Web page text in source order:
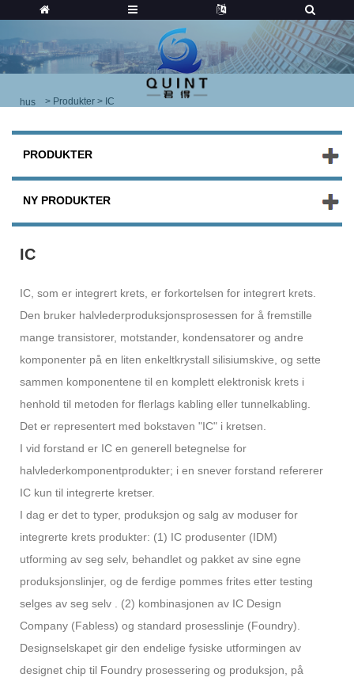
hus > Produkter > IC
PRODUKTER
NY PRODUKTER
IC
IC, som er integrert krets, er forkortelsen for integrert krets.
Den bruker halvlederproduksjonsprosessen for å fremstille
mange transistorer, motstander, kondensatorer og andre
komponenter på en liten enkeltkrystall silisiumskive, og sette
sammen komponentene til en komplett elektronisk krets i
henhold til metoden for flerlags kabling eller tunnelkabling.
Det er representert med bokstaven "IC" i kretsen.
I vid forstand er IC en generell betegnelse for
halvlederkomponentprodukter; i en snever forstand refererer
IC kun til integrerte kretser.
I dag er det to typer, produksjon og salg av moduser for
integrerte krets produkter: (1) IC produsenter (IDM)
utforming av seg selv, behandlet og pakket av sine egne
produksjonslinjer, og de ferdige pommes frites etter testing
selges av seg selv . (2) kombinasjonen av IC Design
Company (Fabless) og standard prosesslinje (Foundry).
Designselskapet gir den endelige fysiske utformingen av
designet chip til Foundry prosessering og produksjon, på